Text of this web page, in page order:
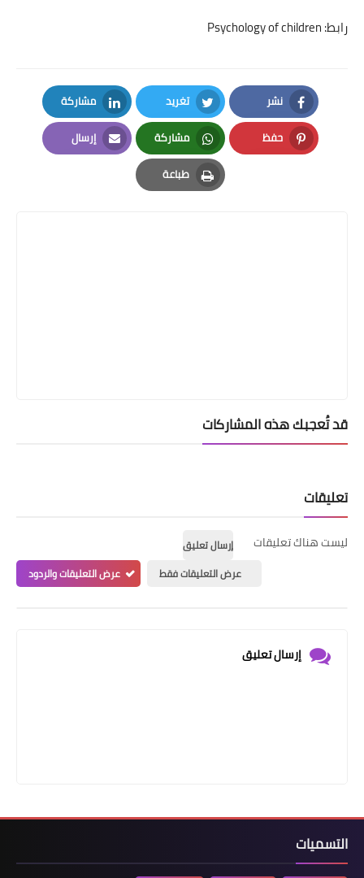
رابط:Psychology of children
نشر
Facebook
تغريد
Twitter
مشاركة
LinkedIn
حفظ
Pinterest
مشاركة
Whatsapp
إرسال
Email
طباعة
Print
قد تُعجبك هذه المشاركات
تعليقات
ليست هناك تعليقات
إرسال تعليق
عرض التعليقات فقط
عرض التعليقات والردود
إرسال تعليق
التسميات